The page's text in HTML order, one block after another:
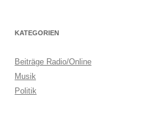
KATEGORIEN
Beiträge Radio/Online
Musik
Politik